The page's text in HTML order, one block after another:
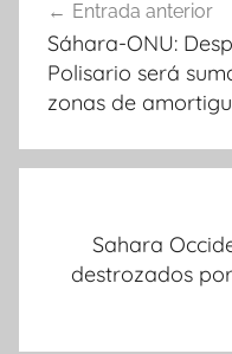
de
entradas
Entrada anterior
Sáhara-ONU:
Polisario será
zonas de
Sahara
destrozados